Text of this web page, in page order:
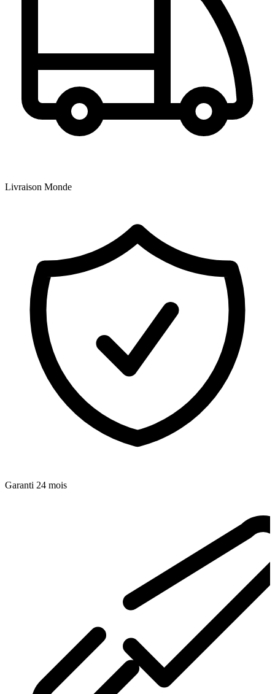
Livraison Monde
Garanti 24 mois